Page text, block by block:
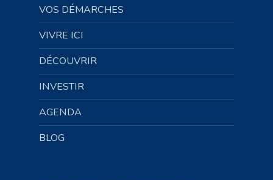
VOS DÉMARCHES
VIVRE ICI
DÉCOUVRIR
INVESTIR
AGENDA
BLOG